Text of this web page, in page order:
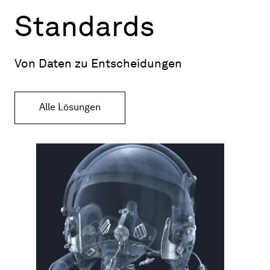
Standards
Von Daten zu Entscheidungen
Alle Lösungen